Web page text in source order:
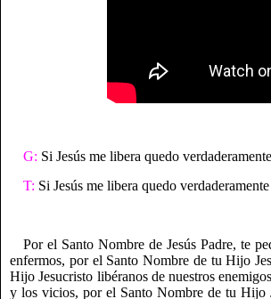
G: Si Jesús me libera quedo
T: Si Jesús me libera quedo
Por el Santo Nombre de Jesús Padre, te
enfermos, por el Santo Nombre de tu Hijo
Hijo Jesucristo libéranos de nuestros
y los vicios, por el Santo Nombre de tu Hijo